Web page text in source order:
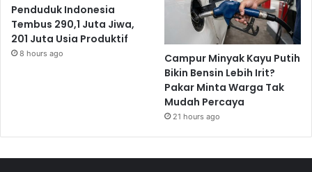
Penduduk Indonesia
Tembus 290,1 Juta Jiwa,
201 Juta Usia Produktif
8 hours ago
Campur Minyak Kayu Putih
Bikin Bensin Lebih Irit?
Pakar Minta Warga Tak
Mudah Percaya
21 hours ago